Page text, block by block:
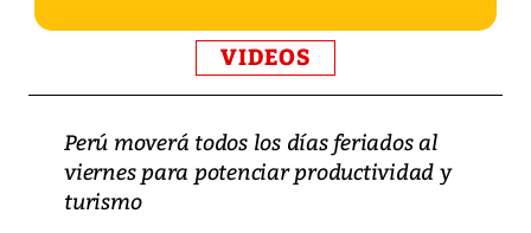
VIDEOS
Perú moverá todos los días feriados al
viernes para potenciar productividad y
turismo